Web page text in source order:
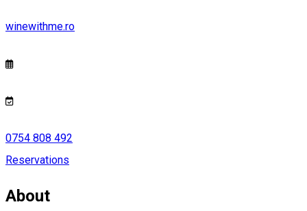
winewithme.ro
0754 808 492
Reservations
About